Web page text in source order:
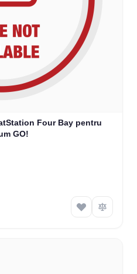
Four Bay pentru
GO!